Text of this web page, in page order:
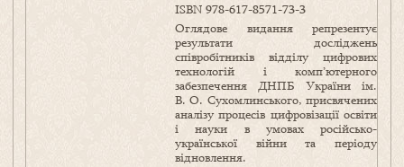
ISBN 978-617-8571-73-3
Оглядове видання репрезентує
результати досліджень
співробітників відділу цифрових
технологій і комп’ютерного
забезпечення ДНПБ України ім.
В. О. Сухомлинського, присвячених
аналізу процесів цифровізації освіти
і науки в умовах російсько-
української війни та періоду
відновлення.